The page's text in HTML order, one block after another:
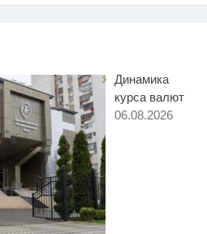
Динамика
курса валют
06.08.2026